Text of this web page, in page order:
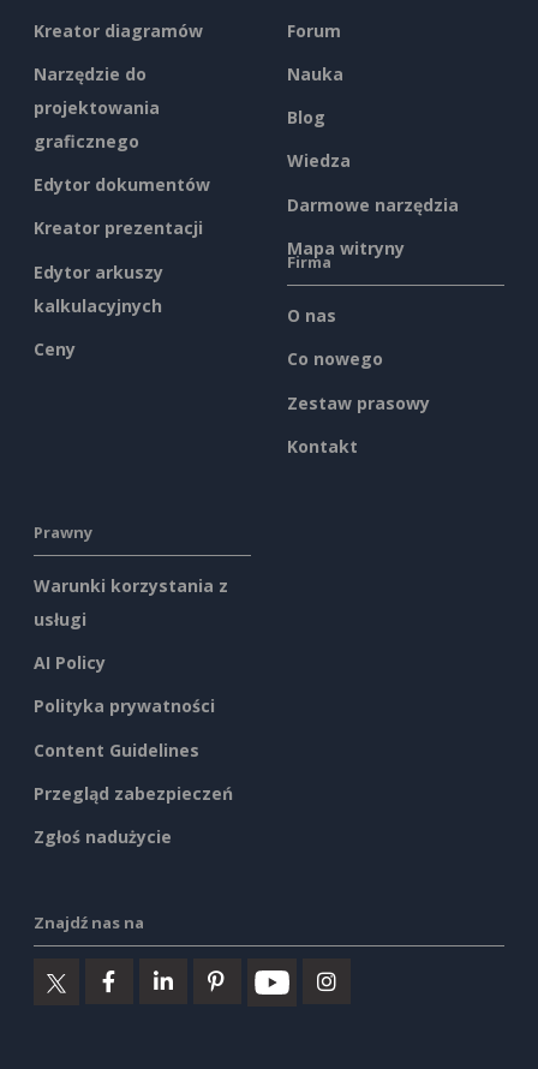
Kreator diagramów
Narzędzie do
projektowania
graficznego
Edytor dokumentów
Kreator prezentacji
Edytor arkuszy
kalkulacyjnych
Ceny
Forum
Nauka
Blog
Wiedza
Darmowe narzędzia
Mapa witryny
Firma
O nas
Co nowego
Zestaw prasowy
Kontakt
Prawny
Warunki korzystania z
usługi
AI Policy
Polityka prywatności
Content Guidelines
Przegląd zabezpieczeń
Zgłoś nadużycie
Znajdź nas na